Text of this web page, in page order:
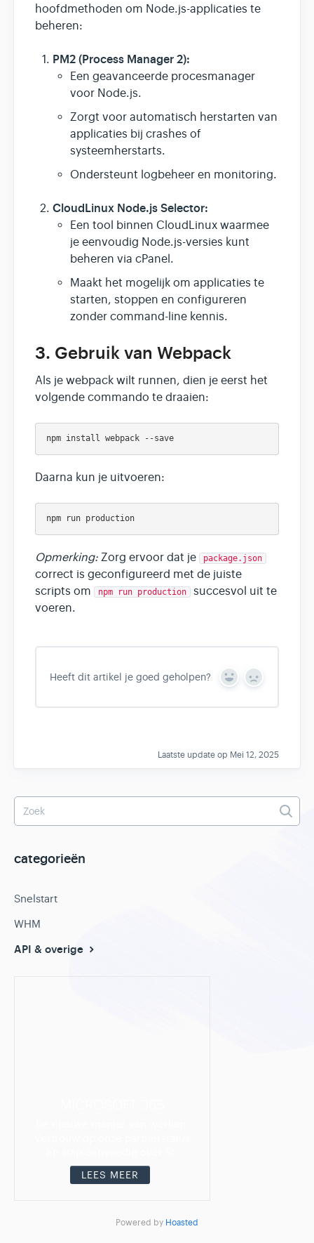
hoofdmethoden om Node.js-applicaties te
beheren:
PM2 (Process Manager 2):
Een geavanceerde procesmanager
voor Node.js.
Zorgt voor automatisch herstarten van
applicaties bij crashes of
systeemherstarts.
Ondersteunt logbeheer en monitoring.
CloudLinux Node.js Selector:
Een tool binnen CloudLinux waarmee
je eenvoudig Node.js-versies kunt
beheren via cPanel.
Maakt het mogelijk om applicaties te
starten, stoppen en configureren
zonder command-line kennis.
3. Gebruik van Webpack
Als je webpack wilt runnen, dien je eerst het
volgende commando te draaien:
Daarna kun je uitvoeren:
Opmerking: Zorg ervoor dat je package.json
correct is geconfigureerd met de juiste
scripts om
npm run production
succesvol uit te
voeren.
Heeft dit artikel je goed geholpen?
Y
s
N
Laatste update op Mei 12, 2025
categorieën
Snelstart
WHM
API & overige
LEES MEER
Powered by Hoasted